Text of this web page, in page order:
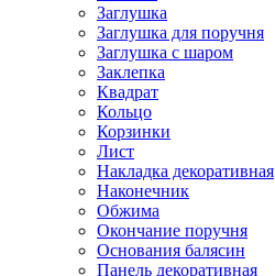
Заглушка
Заглушка для поручня
Заглушка с шаром
Заклепка
Квадрат
Кольцо
Корзинки
Лист
Накладка декоративная
Наконечник
Обжима
Окончание поручня
Основания балясин
Панель декоративная